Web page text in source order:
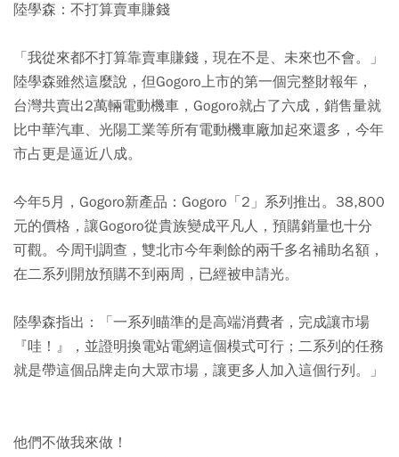
陸學森：不打算賣車賺錢
「我從來都不打算靠賣車賺錢，現在不是、未來也不會。」
陸學森雖然這麼說，但Gogoro上市的第一個完整財報年，
台灣共賣出2萬輛電動機車，Gogoro就占了六成，銷售量就
比中華汽車、光陽工業等所有電動機車廠加起來還多，今年
市占更是逼近八成。
今年5月，Gogoro新產品：Gogoro「2」系列推出。38,800
元的價格，讓Gogoro從貴族變成平凡人，預購銷量也十分
可觀。今周刊調查，雙北市今年剩餘的兩千多名補助名額，
在二系列開放預購不到兩周，已經被申請光。
陸學森指出：「一系列瞄準的是高端消費者，完成讓市場
『哇！』，並證明換電站電網這個模式可行；二系列的任務
就是帶這個品牌走向大眾市場，讓更多人加入這個行列。」
他們不做我來做！